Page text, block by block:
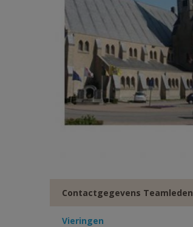
Contactgegevens Teamleden
Vieringen